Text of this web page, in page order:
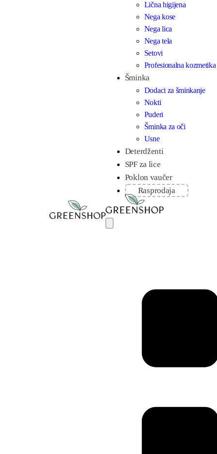
Lična higijena
Nega kose
Nega lica
Nega tela
Setovi
Profesionalna kozmetika
Šminka
Dodaci za šminkanje
Nokti
Puderi
Šminka za oči
Usne
Deterdženti
SPF za lice
Poklon vaučer
Rasprodaja